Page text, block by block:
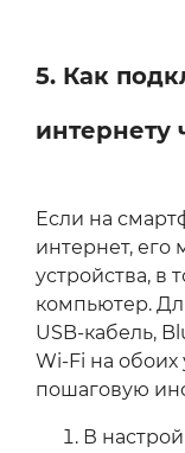
5. Как
интернету
Если на
интернет,
устройства, в
компьютер.
USB-кабель,
Wi‑Fi на обоих
пошаговую
В